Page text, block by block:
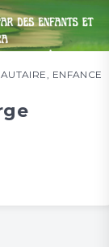
ENFANCE